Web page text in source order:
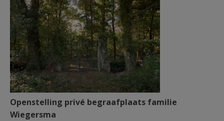
Openstelling privé begraafplaats familie
Wiegersma